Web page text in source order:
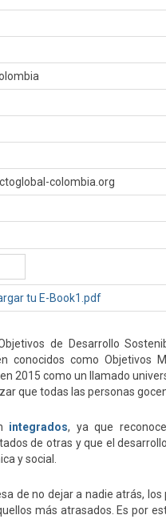
colombia.org
tu E-Book1.pdf
de Desarrollo
conocidos como Objetivos
2015 como un llamado
que todas las personas
integrados, ya que
de otras y que el
y social.
de no dejar a nadie atrás,
más atrasados. Es por